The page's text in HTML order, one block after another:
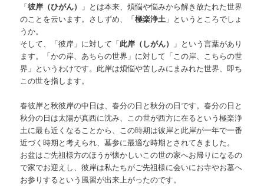
「彼岸（ひがん）
」とは本来、煩悩や悩みから解き放たれた世界
のことを云います。さしずめ、「極楽浄土 」というところでしょ
うか。
そして、「彼岸」に対して「此岸（しがん）
」という言葉があり
ます。「かの岸、あちらの世界」に対して「この岸、こちらの世
界」というわけです。此岸は煩悩や苦しみにまみれた世界、即ち
この世を指します。
春彼岸と秋彼岸の中日は、春分の日と秋分の日です。春分の日と
秋分の日は太陽が真西に沈み、この世が西方に在るという極楽浄
土に最も近くなることから、この時期は彼岸と此岸が一年で一番
近づく時期と考えられ、墓参に最適な時期とされてきました。
お盆はご先祖様方のほうが懐かしいこの世の家へお帰りになるの
で家でお迎えし、彼岸は私たちがご先祖様に会いにお寺やお墓へ
お参りするという風習が出来上がったのです。